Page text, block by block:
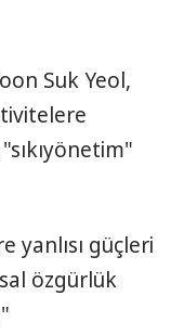
Suk Yeol,
yanlısı güçleri
özgürlük